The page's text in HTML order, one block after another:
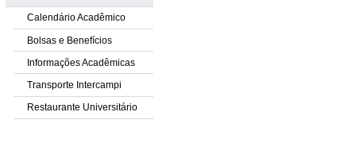
Calendário Acadêmico
Bolsas e Benefícios
Informações Acadêmicas
Transporte Intercampi
Restaurante Universitário